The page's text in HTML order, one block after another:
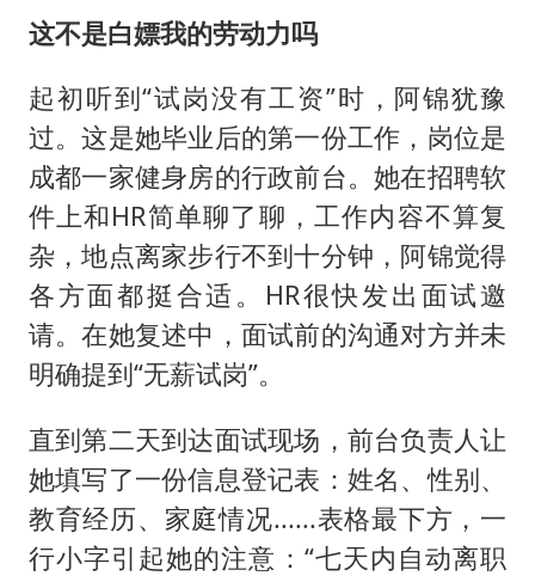
这不是白嫖我的劳动力吗
起初听到“试岗没有工资”时，阿锦犹豫
过。这是她毕业后的第一份工作，岗位是
成都一家健身房的行政前台。她在招聘软
件上和HR简单聊了聊，工作内容不算复
杂，地点离家步行不到十分钟，阿锦觉得
各方面都挺合适。HR很快发出面试邀
请。在她复述中，面试前的沟通对方并未
明确提到“无薪试岗”。
直到第二天到达面试现场，前台负责人让
她填写了一份信息登记表：姓名、性别、
教育经历、家庭情况......表格最下方，一
行小字引起她的注意：“七天内自动离职